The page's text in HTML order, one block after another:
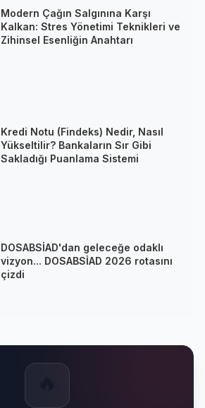
Modern Çağın Salgınına Karşı
Kalkan: Stres Yönetimi Teknikleri ve
Zihinsel Esenliğin Anahtarı
Kredi Notu (Findeks) Nedir, Nasıl
Yükseltilir? Bankaların Sır Gibi
Sakladığı Puanlama Sistemi
DOSABSİAD'dan geleceğe odaklı
vizyon... DOSABSİAD 2026 rotasını
çizdi